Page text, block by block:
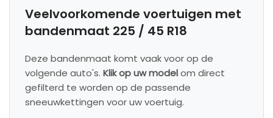
Veelvoorkomende voertuigen met
bandenmaat 225 / 45 R18
Deze bandenmaat komt vaak voor op de
volgende auto's. Klik op uw modelom direct
gefilterd te worden op de passende
sneeuwkettingen voor uw voertuig.